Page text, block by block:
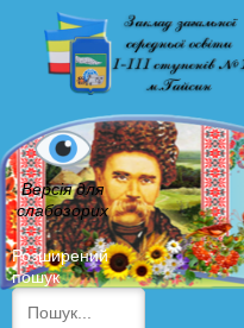
Версія для
слабозорих
Розширений
пошук